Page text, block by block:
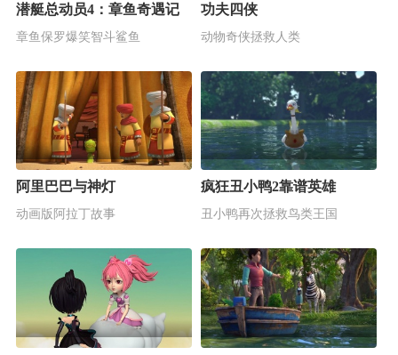
潜艇总动员4：章鱼奇遇记
章鱼保罗爆笑智斗鲨鱼
功夫四侠
动物奇侠拯救人类
阿里巴巴与神灯
动画版阿拉丁故事
疯狂丑小鸭2靠谱英雄
丑小鸭再次拯救鸟类王国